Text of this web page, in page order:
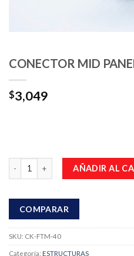
CONECTOR MID
$3,049
Cantidad AÑADIR AL
COMPARAR
SKU: CK-FTM-40
Categoría: ESTRUCTURAS